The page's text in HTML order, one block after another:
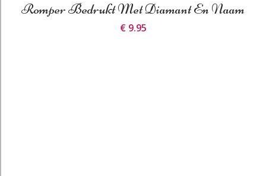
Romper Bedrukt Met Diamant En Naam
€ 9.95